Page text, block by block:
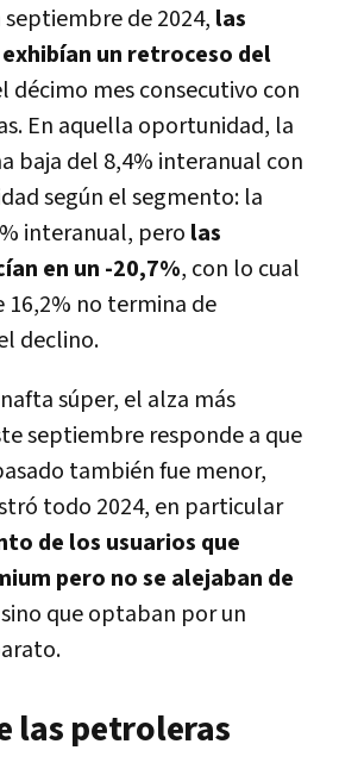
septiembre de 2024, las
un retroceso del
décimo mes consecutivo con
En aquella oportunidad, la
baja del 8,4% interanual con
según el segmento: la
interanual, pero las
en un -20,7%, con lo cual
16,2% no termina de
declino.
súper, el alza más
septiembre responde a que
también fue menor,
todo 2024, en particular
de los usuarios que
pero no se alejaban de
sino que optaban por un
las petroleras